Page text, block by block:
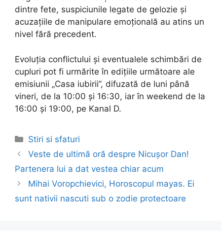
dintre fete, suspiciunile legate de gelozie și
acuzațiile de manipulare emoțională au atins un
nivel fără precedent.
Evoluția conflictului și eventualele schimbări de
cupluri pot fi urmărite în edițiile următoare ale
emisiunii „Casa iubirii”, difuzată de luni până
vineri, de la 10:00 și 16:30, iar în weekend de la
16:00 și 19:00, pe Kanal D.
Categories
Stiri si sfaturi
Post
navigation
Veste de ultimă oră despre Nicușor Dan!
Partenera lui a dat vestea chiar acum
Mihai Voropchievici, Horoscopul mayas. Ei
sunt nativii nascuti sub o zodie protectoare